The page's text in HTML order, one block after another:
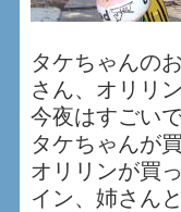
タケちゃんの
さん、オリリ
今夜はすごい
タケちゃんが
オリリンが買
イン、姉さん